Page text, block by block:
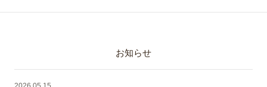
お知らせ